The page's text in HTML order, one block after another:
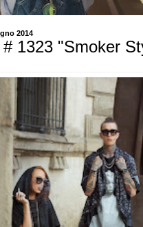
2014
1323 "Smoker